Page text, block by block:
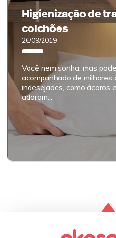
Higienização de
colchões
26/09/2019
Você nem sonha, mas
acompanhado de milhares
indesejados, como ácaros
adoram...